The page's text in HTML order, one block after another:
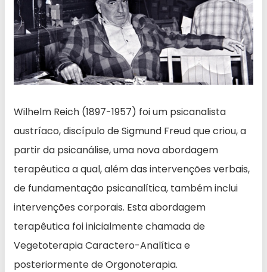
Wilhelm Reich (1897-1957) foi um psicanalista
austríaco, discípulo de Sigmund Freud que criou, a
partir da psicanálise, uma nova abordagem
terapêutica a qual, além das intervenções verbais,
de fundamentação psicanalítica, também inclui
intervenções corporais. Esta abordagem
terapêutica foi inicialmente chamada de
Vegetoterapia Caractero-Analítica e
posteriormente de Orgonoterapia.